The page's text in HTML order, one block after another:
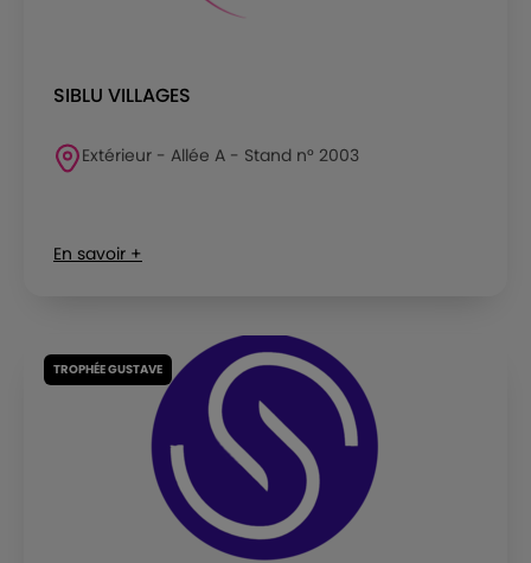
SIBLU VILLAGES
Extérieur - Allée A - Stand n° 2003
En savoir +
TROPHÉE GUSTAVE